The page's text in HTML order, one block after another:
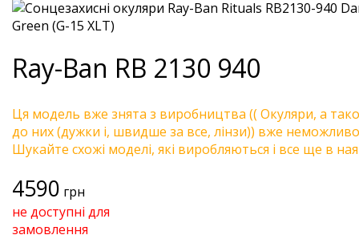
Ray-Ban RB 2130 940
Ця модель вже знята з виробництва (( Окуляри, а
до них (дужки і, швидше за все, лінзи)) вже неможливо
Шукайте схожі моделі, які виробляються і все ще в
4590 грн
не доступні для
замовлення